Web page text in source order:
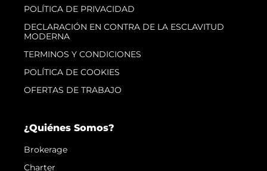
POLÍTICA DE PRIVACIDAD
DECLARACIÓN EN CONTRA DE LA ESCLAVITUD
MODERNA
TERMINOS Y CONDICIONES
POLÍTICA DE COOKIES
OFERTAS DE TRABAJO
¿Quiénes Somos?
Brokerage
Charter